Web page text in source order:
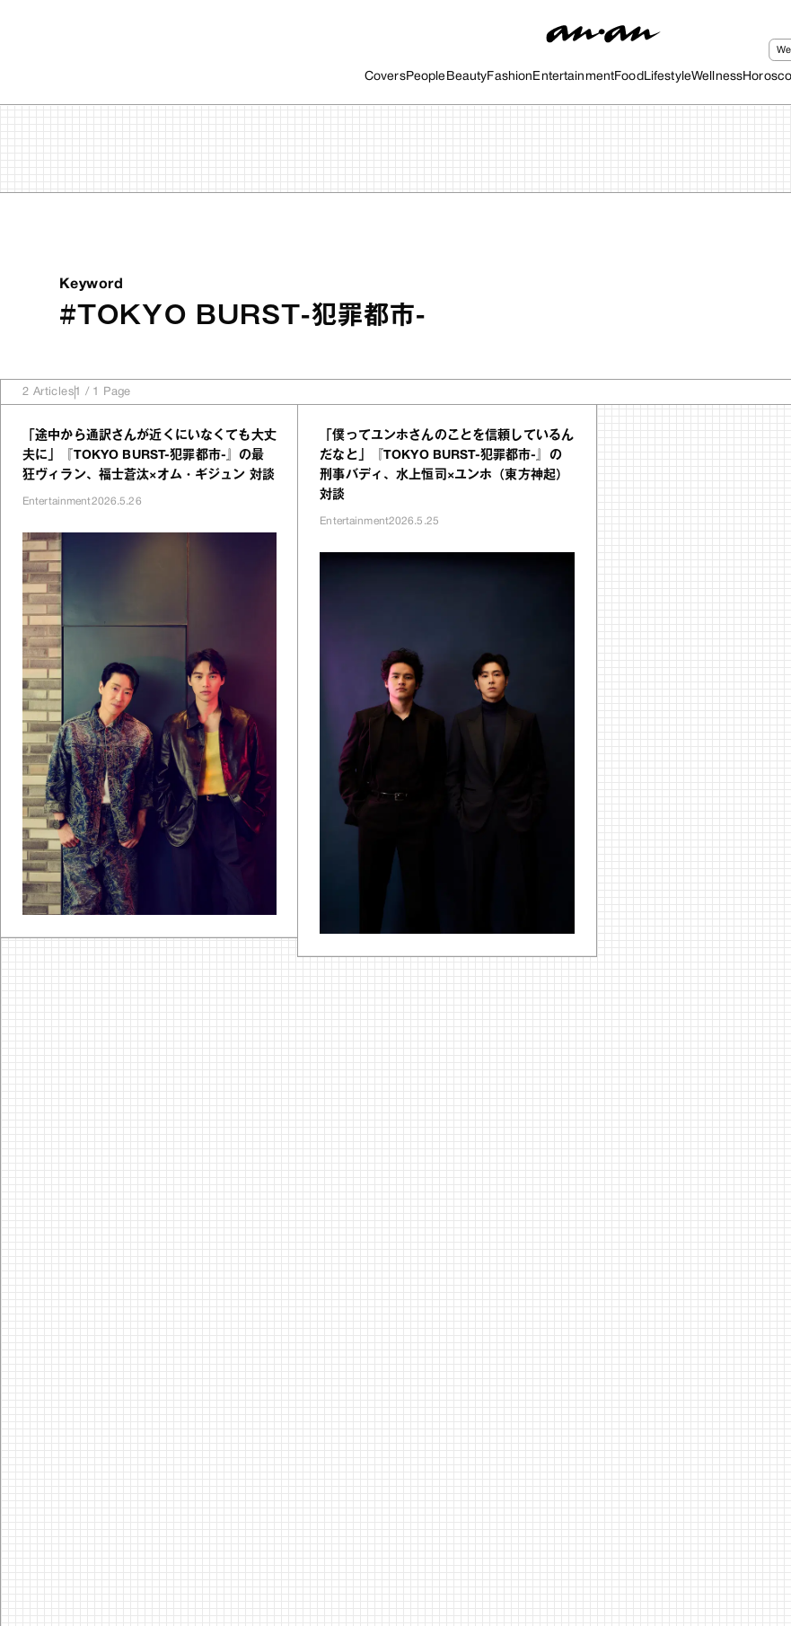
CoversPeople BeautyFashion EntertainmentFood LifestyleWellness
Keyword
#TOKYO BURST-犯罪都市-
2 Articles1 / 1 Page
「途中から通訳さんが近くにいなくても大丈
夫に」『TOKYO BURST-犯罪都市-』の最
狂ヴィラン、福士蒼汰×オム・ギジュン 対談
Entertainment2026.5.26
「僕ってユンホさんのことを信頼しているん
だなと」『TOKYO BURST-犯罪都市-』の
刑事バディ、水上恒司×ユンホ（東方神起）
対談
Entertainment2026.5.25